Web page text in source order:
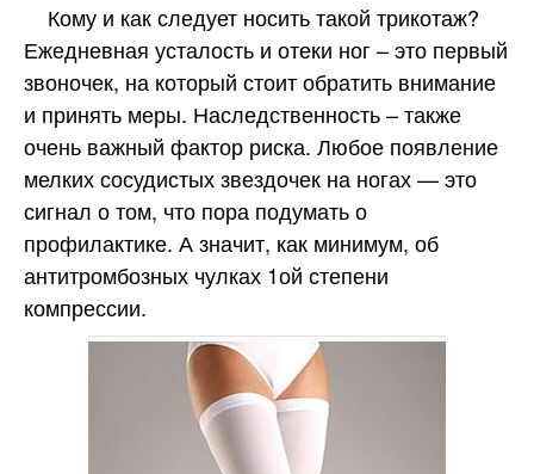
Кому и как следует носить такой трикотаж?
Ежедневная усталость и отеки ног – это первый
звоночек, на который стоит обратить внимание
и принять меры. Наследственность – также
очень важный фактор риска. Любое появление
мелких сосудистых звездочек на ногах — это
сигнал о том, что пора подумать о
профилактике. А значит, как минимум, об
антитромбозных чулках 1ой степени
компрессии.